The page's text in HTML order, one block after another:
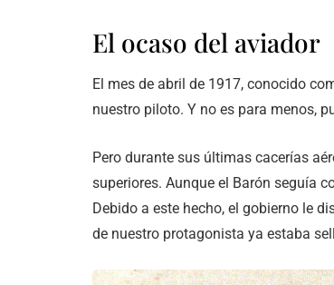
El ocaso del aviador
El mes de abril de 1917, conocido
nuestro piloto. Y no es para menos,
Pero durante sus últimas cacerías
superiores. Aunque el Barón seguía
Debido a este hecho, el gobierno le
de nuestro protagonista ya estaba